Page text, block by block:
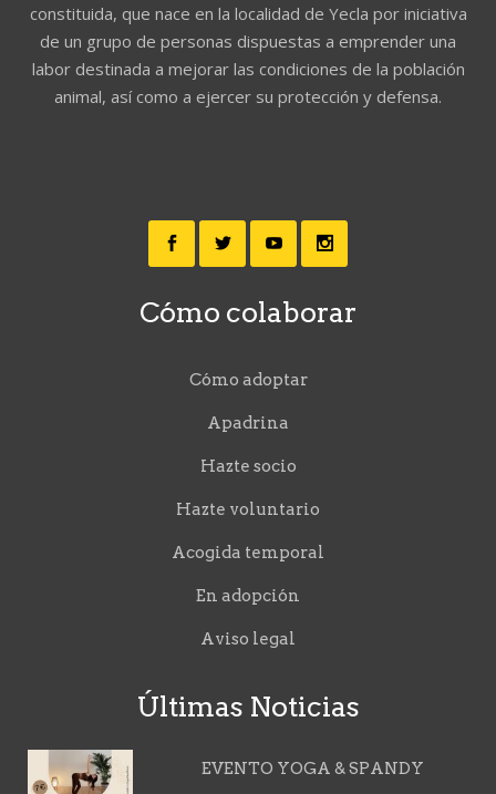
constituida, que nace en la localidad de Yecla por iniciativa
de un grupo de personas dispuestas a emprender una
labor destinada a mejorar las condiciones de la población
animal, así como a ejercer su protección y defensa.
Cómo colaborar
Cómo adoptar
Apadrina
Hazte socio
Hazte voluntario
Acogida temporal
En adopción
Aviso legal
Últimas Noticias
EVENTO YOGA & SPANDY